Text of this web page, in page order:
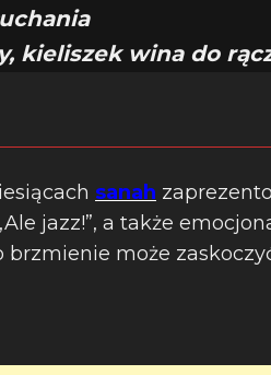
kieliszek wina do
sanah
jazz!”, a także
brzmienie może